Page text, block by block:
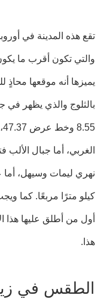
تقع هذه المدينة في
والتي تكون أقرب ما
يميزها أنه موقعها محاذٍ
بالثلوج والذي يظهر في
الغربي، أما جبال
نهري ليمات وسيهل، أما
كيلو مترًا مربعًا. كما
أول من أطلق عليها هذا
هذا.
الطقس في